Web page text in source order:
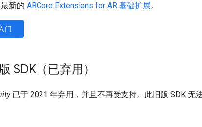
新的 ARCore Extensions for AR 基础扩展。
门
SDK（已弃用）
已于 2021 年弃用，并且不再受支持。此旧版 SDK 无